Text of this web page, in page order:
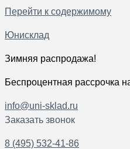
Перейти к содержимому
Юнисклад
Зимняя распродажа!
Беспроцентная рассрочка
info@uni-sklad.ru
Заказать звонок
8 (495) 532-41-86